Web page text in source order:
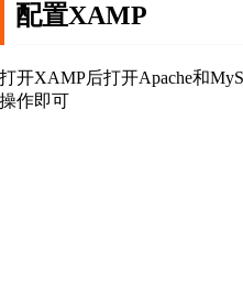
配置XAMP
打开XAMP后打开Apache和
操作即可